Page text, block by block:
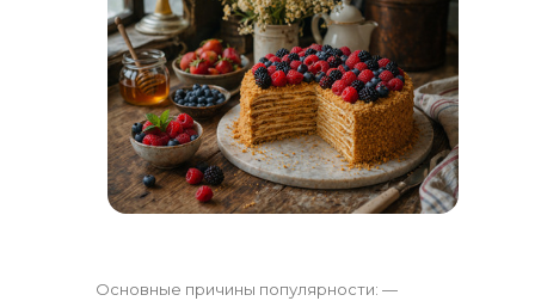
Основные причины популярности: —